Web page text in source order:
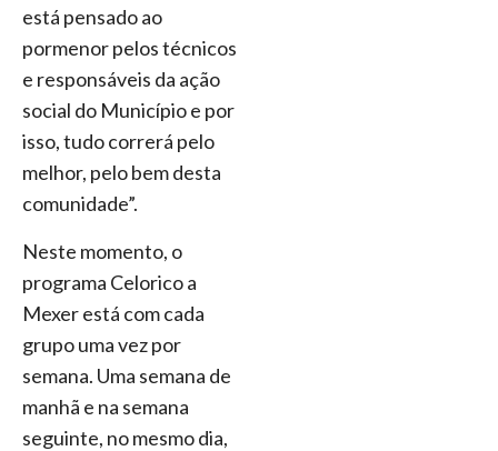
está pensado ao
pormenor pelos técnicos
e responsáveis da ação
social do Município e por
isso, tudo correrá pelo
melhor, pelo bem desta
comunidade”.
Neste momento, o
programa Celorico a
Mexer está com cada
grupo uma vez por
semana. Uma semana de
manhã e na semana
seguinte, no mesmo dia,